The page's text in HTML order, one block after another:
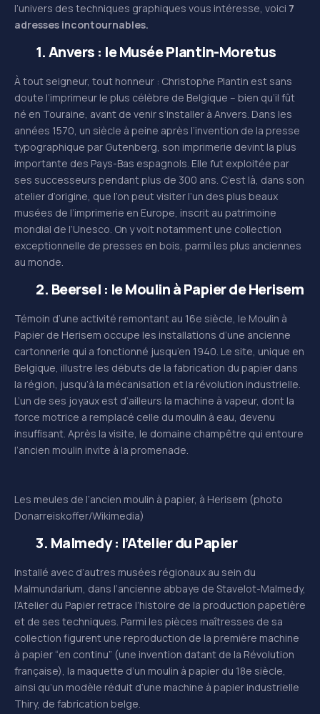
l’univers des techniques graphiques vous intéresse, voici 7
adresses incontournables.
1. Anvers : leMusée Plantin-Moretus
À tout seigneur, tout honneur : Christophe Plantin est sans
doute l’imprimeur le plus célèbre de Belgique – bien qu’il fût
né en Touraine, avant de venir s’installer à Anvers. Dans les
années 1570, un siècle à peine après l’invention de la presse
typographique par Gutenberg, son imprimerie devint la plus
importante des Pays-Bas espagnols. Elle fut exploitée par
ses successeurs pendant plus de 300 ans. C’est là, dans son
atelier d’origine, que l’on peut visiter l’un des plus beaux
musées de l’imprimerie en Europe, inscrit au patrimoine
mondial de l’Unesco. On y voit notamment une collection
exceptionnelle de presses en bois, parmi les plus anciennes
au monde.
2. Beersel : leMoulin à Papier de Herisem
Témoin d’une activité remontant au 16e siècle, le Moulin à
Papier de Herisem occupe les installations d’une ancienne
cartonnerie qui a fonctionné jusqu’en 1940. Le site, unique en
Belgique, illustre les débuts de la fabrication du papier dans
la région, jusqu’à la mécanisation et la révolution industrielle.
L’un de ses joyaux est d’ailleurs la machine à vapeur, dont la
force motrice a remplacé celle du moulin à eau, devenu
insuffisant. Après la visite, le domaine champêtre qui entoure
l’ancien moulin invite à la promenade.
Les meules de l’ancien moulin à papier, à Herisem (photo
Donarreiskoffer/Wikimedia)
3. Malmedy : l’Atelier du Papier
Installé avec d’autres musées régionaux au sein du
Malmundarium, dans l’ancienne abbaye de Stavelot-Malmedy,
l’Atelier du Papier retrace l’histoire de la production papetière
et de ses techniques. Parmi les pièces maîtresses de sa
collection figurent une reproduction de la première machine
à papier “en continu” (une invention datant de la Révolution
française), la maquette d’un moulin à papier du 18e siècle,
ainsi qu’un modèle réduit d’une machine à papier industrielle
Thiry, de fabrication belge.